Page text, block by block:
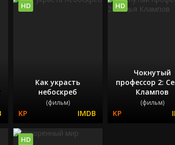
Как украсть
небоскреб
(фильм)
HD
Чокнутый
профессор 2:
Клампов
(фильм)
HD
HD